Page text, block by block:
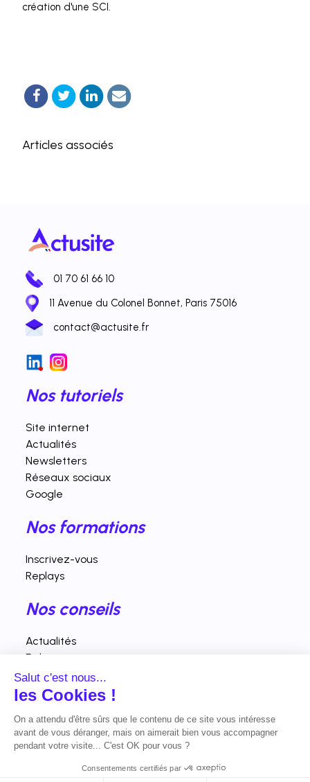
création d'une SCI.
Articles associés
01 70 61 66 10
11 Avenue du Colonel Bonnet, Paris 75016
contact@actusite.fr
Nos tutoriels
Site internet
Actualités
Newsletters
Réseaux sociaux
Google
Nos formations
Inscrivez-vous
Replays
Nos conseils
Actualités
Fiches pratiques
Interventions vidéos
Nos horaires d'ouverture
Lundi - vendredi : 9h00 - 19h00
les Cookies !
ce site vous intéresse avant de vous
déranger, mais on aimerait bien vous accompagner pendant votre
visite... C'est OK pour vous ?
Consentements certifiés par